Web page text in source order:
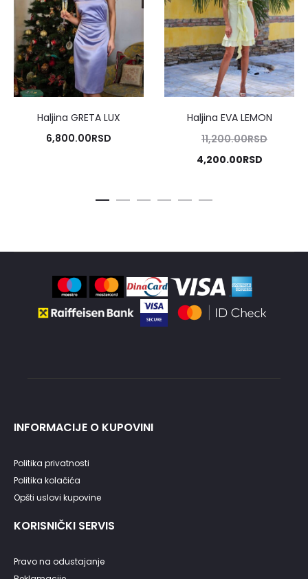
Haljina GRETA LUX
6,800.00RSD
Haljina EVA LEMON
11,200.00RSD
4,200.00RSDTrenutna
INFORMACIJE O KUPOVINI
Politika privatnosti
Politika kolačića
Opšti uslovi kupovine
KORISNIČKI SERVIS
Pravo na odustajanje